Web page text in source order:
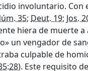
involuntario.
35; Deut. 19; Jos.
hiera de muerte a
un vengador de
culpable de
). Este requisito